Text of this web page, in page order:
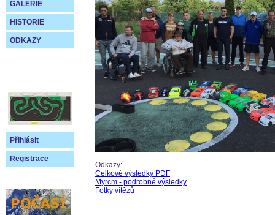
GALERIE
HISTORIE
ODKAZY
Přihlásit
Registrace
Odkazy:
Celkové výsledky PDF
Myrcm - podrobné výsledky
Fotky vítězů